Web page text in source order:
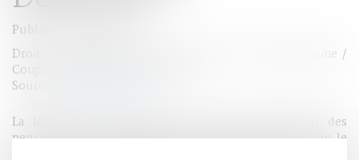
Publié le :
Droit de la famille, des personnes et de leur patrimoine /
Couples et régime matrimoniaux
Source :
La législation actuelle limite le droit à réversion des
pensions aux couples mariés. Le partenaire de pacs ou le